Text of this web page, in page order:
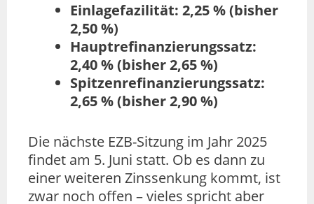
Einlagefazilität: 2,25 % (bisher
2,50 %)
Hauptrefinanzierungssatz:
2,40 % (bisher 2,65 %)
Spitzenrefinanzierungssatz:
2,65 % (bisher 2,90 %)
Die nächste EZB-Sitzung im Jahr 2025
findet am 5. Juni statt. Ob es dann zu
einer weiteren Zinssenkung kommt, ist
zwar noch offen – vieles spricht aber